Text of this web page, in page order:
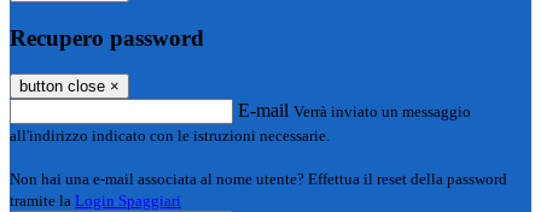
Recupero password
button close ×
E-mail Verrà inviato un messaggio
all'indirizzo indicato con le istruzioni necessarie.
Non hai una e-mail associata al nome utente? Effettua il reset della password
tramite la Login Spaggiari